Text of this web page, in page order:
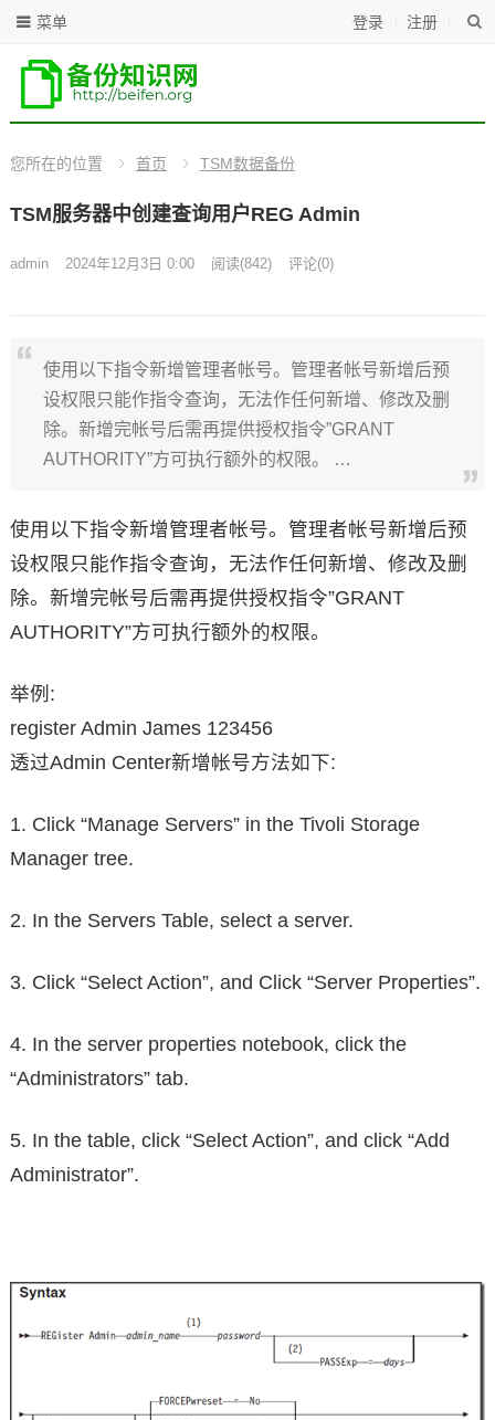
登录 注册
菜单
您所在的位置 首页 TSM数据备份
TSM服务器中创建查询用户REG Admin
admin 2024年12月3日 0:00 阅读(842) 评论(0)
使用以下指令新增管理者帐号。管理者帐号新增后预
设权限只能作指令查询，无法作任何新增、修改及删
除。新增完帐号后需再提供授权指令”GRANT
AUTHORITY”方可执行额外的权限。 …
使用以下指令新增管理者帐号。管理者帐号新增后预
设权限只能作指令查询，无法作任何新增、修改及删
除。新增完帐号后需再提供授权指令”GRANT
AUTHORITY”方可执行额外的权限。
举例:
register Admin James 123456
透过Admin Center新增帐号方法如下:
1. Click “Manage Servers” in the Tivoli Storage
Manager tree.
2. In the Servers Table, select a server.
3. Click “Select Action”, and Click “Server Properties”.
4. In the server properties notebook, click the
“Administrators” tab.
5. In the table, click “Select Action”, and click “Add
Administrator”.